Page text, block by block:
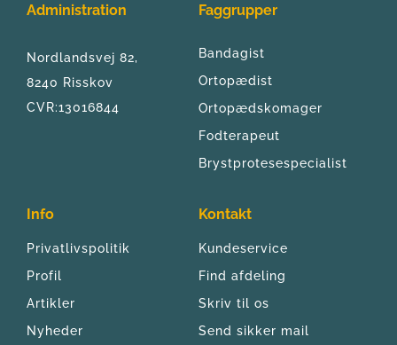
Administration
Nordlandsvej 82,
8240 Risskov
CVR:13016844
Faggrupper
Bandagist
Ortopædist
Ortopædskomager
Fodterapeut
Brystprotesespecialist
Info
Privatlivspolitik
Profil
Artikler
Nyheder
Kontakt
Kundeservice
Find afdeling
Skriv til os
Send sikker mail